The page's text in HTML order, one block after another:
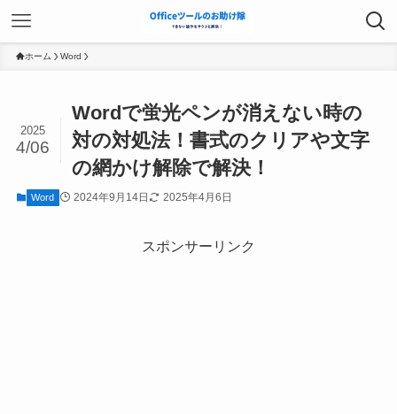
ホーム Word
Wordで蛍光ペンが消えない時の
対の対処法！書式のクリアや文字
の網かけ解除で解決！
2025
4/06
Word 2024年9月14日 2025年4月6日
スポンサーリンク